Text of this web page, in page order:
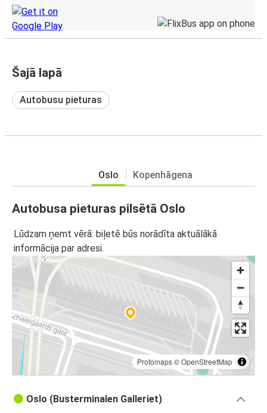
Šajā lapā
Autobusu pieturas
Oslo Kopenhāgena
Autobusa pieturas pilsētā Oslo
Lūdzam ņemt vērā: biļetē būs norādīta aktuālākā
informācija par adresi.
Protomaps©OpenStreetMap
Oslo (Busterminalen Galleriet)